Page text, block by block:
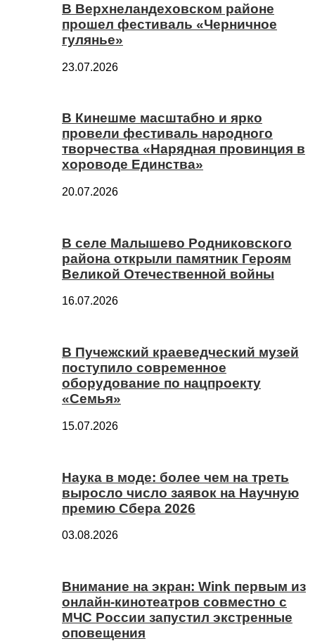
В Верхнеландеховском районе
прошел фестиваль «Черничное
гулянье»
23.07.2026
В Кинешме масштабно и ярко
провели фестиваль народного
творчества «Нарядная провинция в
хороводе Единства»
20.07.2026
В селе Малышево Родниковского
района открыли памятник Героям
Великой Отечественной войны
16.07.2026
В Пучежский краеведческий музей
поступило современное
оборудование по нацпроекту
«Семья»
15.07.2026
Наука в моде: более чем на треть
выросло число заявок на Научную
премию Сбера 2026
03.08.2026
Внимание на экран: Wink первым из
онлайн-кинотеатров совместно с
МЧС России запустил экстренные
оповещения